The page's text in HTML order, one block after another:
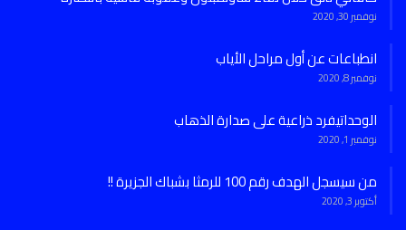
نوفمبر 30, 2020
انطباعات عن أول مراحل الأياب
نوفمبر 8, 2020
الوحداتيفرد ذراعية على صدارة الذهاب
نوفمبر 1, 2020
من سيسجل الهدف رقم 100 للرمثا بشباك الجزيرة !!
أكتوبر 3, 2020